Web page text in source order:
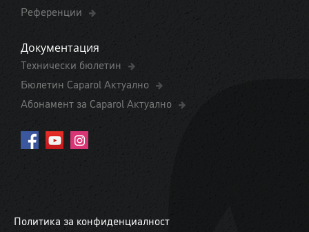
Референции
Документация
Технически бюлетин
Бюлетин Caparol Актуално
Абонамент за Caparol Актуално
Политика за конфиденциалност